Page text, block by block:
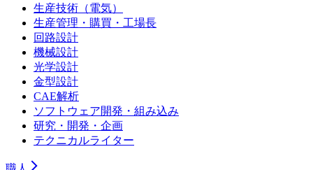
生産技術（電気）
生産管理・購買・工場長
回路設計
機械設計
光学設計
金型設計
CAE解析
ソフトウェア開発・組み込み
研究・開発・企画
テクニカルライター